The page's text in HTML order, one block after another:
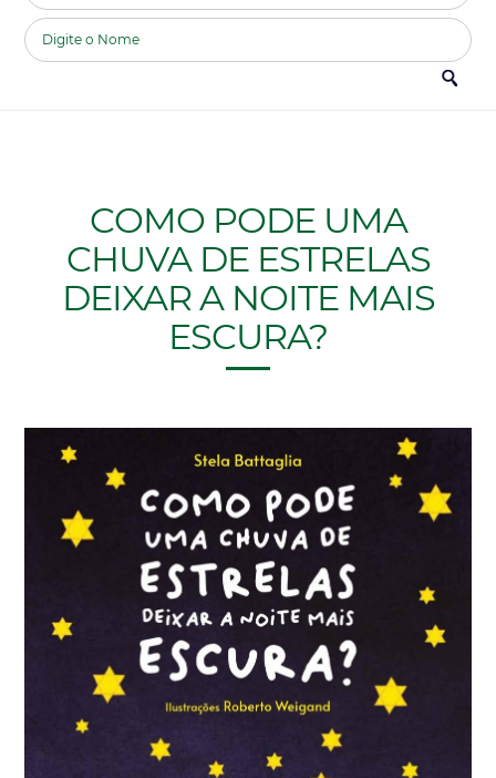
COMO PODE UMA
CHUVA DE ESTRELAS
DEIXAR A NOITE MAIS
ESCURA?